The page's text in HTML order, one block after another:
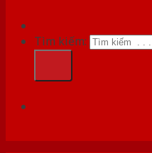
Tìm kiếm: